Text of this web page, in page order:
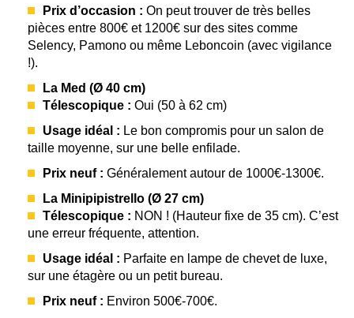
Prix d’occasion : On peut trouver de très belles
pièces entre 800€ et 1200€ sur des sites comme
Selency, Pamono ou même Leboncoin (avec vigilance
!).
La Med (Ø 40 cm)
Télescopique : Oui (50 à 62 cm)
Usage idéal : Le bon compromis pour un salon de
taille moyenne, sur une belle enfilade.
Prix neuf : Généralement autour de 1000€-1300€.
La Minipipistrello (Ø 27 cm)
Télescopique : NON ! (Hauteur fixe de 35 cm). C’est
une erreur fréquente, attention.
Usage idéal : Parfaite en lampe de chevet de luxe,
sur une étagère ou un petit bureau.
Prix neuf : Environ 500€-700€.